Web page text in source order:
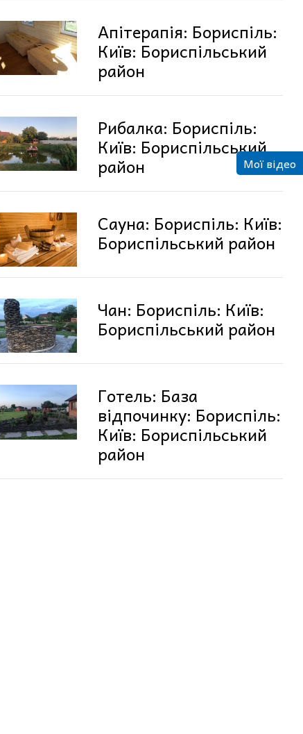
Апітерапія: Бориспіль:
Київ: Бориспільський
район
Рибалка: Бориспіль:
Київ: Бориспільський
район
Сауна: Бориспіль: Київ:
Бориспільський район
Чан: Бориспіль: Київ:
Бориспільський район
Готель: База
відпочинку: Бориспіль:
Київ: Бориспільський
район
Мої відео